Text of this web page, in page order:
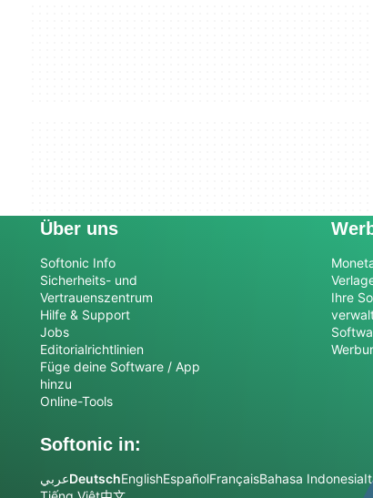
Über uns
Softonic Info
Sicherheits- und
Vertrauenszentrum
Hilfe & Support
Jobs
Editorialrichtlinien
Füge deine Software / App
hinzu
Online-Tools
Ihre
Softonic in:
عربيDeutschEnglishEspañolFrançaisBahasa Indonesia